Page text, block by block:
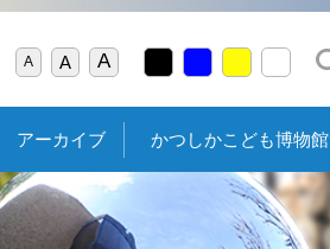
A A A
アーカイブ かつしかこども博物館